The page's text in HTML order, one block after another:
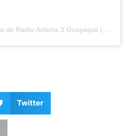
Una publicación compartida de Radio Antena 3 Guayaquil (@antena3ecuador)
Twitter